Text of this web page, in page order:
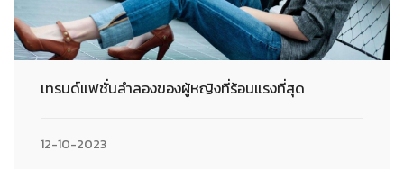
เทรนด์แฟชั่นลำลองของผู้หญิงที่ร้อนแรงที่สุด
12-10-2023